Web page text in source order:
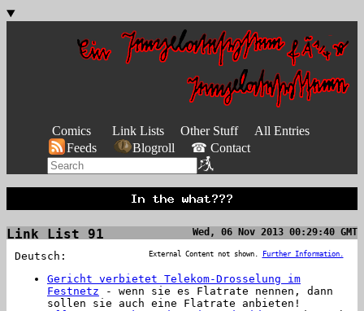
Comics Link Lists Other Stuff
All Entries
Feeds
Blogroll ☎ Contact
Link List 91 Wed, 06 Nov 2013 00:29:40 GMT
External Content not shown. Further Information.
Deutsch:
Gericht verbietet Telekom-Drosselung im
Festnetz - wenn sie es Flatrate nennen, dann
sollen sie auch eine Flatrate anbieten!